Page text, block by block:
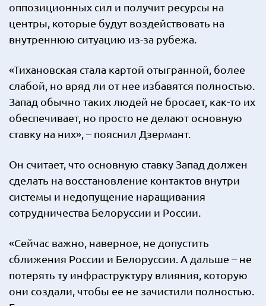
оппозиционных сил и получит ресурсы на
центры, которые будут воздействовать на
внутреннюю ситуацию из-за рубежа.
«Тихановская стала картой отыгранной, более
слабой, но вряд ли от нее избавятся полностью.
Запад обычно таких людей не бросает, как-то их
обеспечивает, но просто не делают основную
ставку на них», – пояснил Дзермант.
Он считает, что основную ставку Запад должен
сделать на восстановление контактов внутри
системы и недопущение наращивания
сотрудничества Белоруссии и России.
«Сейчас важно, наверное, не допустить
сближения России и Белоруссии. А дальше – не
потерять ту инфраструктуру влияния, которую
они создали, чтобы ее не зачистили полностью.